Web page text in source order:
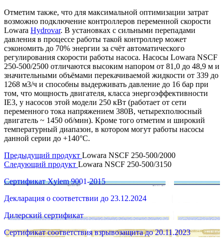
Отметим также, что для максимальной оптимизации затрат
возможно подключение контроллеров переменной скорости
Lowara Hydrovar. В установках с сильными перепадами
давления в процессе работы такой контроллер может
сэкономить до 70% энергии за счёт автоматического
регулирования скорости работы насоса. Насосы Lowara NSCF
250-500/2500 отличаются высоким напором от 81,0 до 48,9 м и
значительными объёмами перекачиваемой жидкости от 339 до
1268 м3/ч и способны выдерживать давление до 16 бар при
том, что мощность двигателя, класса энергоэффективности
IE3, у насосов этой модели 250 кВт (работает от сети
переменного тока напряжением 380В, четырехполюсный
двигатель ~ 1450 об/мин). Кроме того отметим и широкий
температурный диапазон, в котором могут работы насосы
данной серии до +140°C.
Предыдущий продукт Lowara NSCF 250-500/2000
Следующий продукт Lowara NSCF 250-500/3150
Сертификат Xylem 9001-2015
Декларация о соответствии до 23.12.2024
Дилерский сертификат
Сертификат соответствия взрывозащита до 20.11.2023